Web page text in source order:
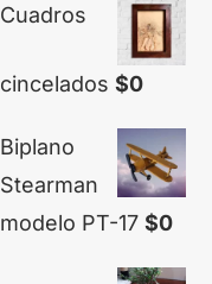
Cuadros
cincelados $0
Biplano
Stearman
modelo PT-17 $0